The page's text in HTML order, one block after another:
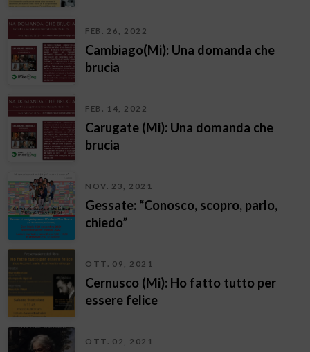
FEB. 26, 2022
Cambiago(Mi): Una domanda che
brucia
FEB. 14, 2022
Carugate (Mi): Una domanda che
brucia
NOV. 23, 2021
Gessate: “Conosco, scopro, parlo,
chiedo”
OTT. 09, 2021
Cernusco (Mi): Ho fatto tutto per
essere felice
OTT. 02, 2021